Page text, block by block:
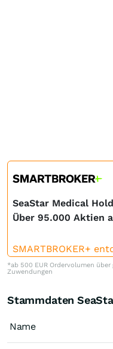
SeaStar Medical
Über 95.000 Aktien
SMARTBROKER+
*ab 500 EUR Ordervolumen
Zuwendungen
Stammdaten
Name